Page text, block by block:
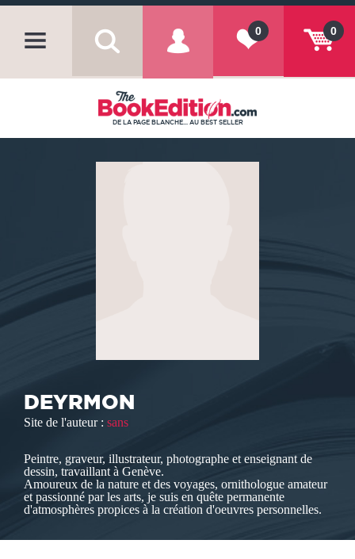
0
0
DE LA PAGE BLANCHE... AU BEST SELLER
DEYRMON
Site de l'auteur : sans
Peintre, graveur, illustrateur, photographe et enseignant de
dessin, travaillant à Genève.
Amoureux de la nature et des voyages, ornithologue amateur
et passionné par les arts, je suis en quête permanente
d'atmosphères propices à la création d'oeuvres personnelles.